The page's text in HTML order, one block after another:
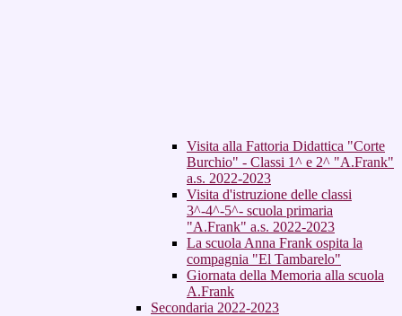
Visita alla Fattoria Didattica "Corte
Burchio" - Classi 1^ e 2^ "A.Frank"
a.s. 2022-2023
Visita d'istruzione delle classi
3^-4^-5^- scuola primaria
"A.Frank" a.s. 2022-2023
La scuola Anna Frank ospita la
compagnia "El Tambarelo"
Giornata della Memoria alla scuola
A.Frank
Secondaria 2022-2023